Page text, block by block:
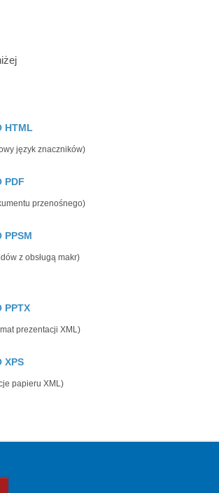
HTML
język znaczników)
PDF
przenośnego)
PPSM
z obsługą makr)
PPTX
prezentacji XML)
XPS
papieru XML)